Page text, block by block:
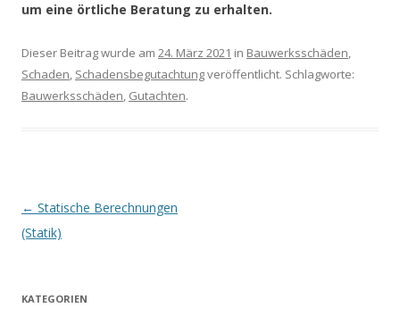
um eine örtliche Beratung zu erhalten.
Dieser Beitrag wurde am 24. März 2021 in Bauwerksschäden,
Schaden, Schadensbegutachtungveröffentlicht. Schlagworte:
Bauwerksschäden, Gutachten.
Beitrags-
Navigation
← Statische Berechnungen
(Statik)
KATEGORIEN